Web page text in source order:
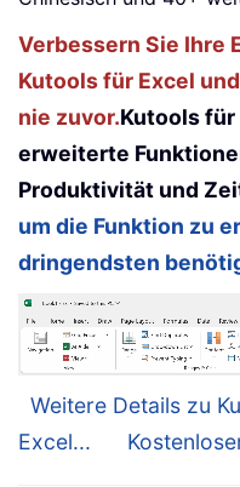
Verbessern Sie Ihre
Kutools für Excel
nie zuvor.Kutools
erweiterte
Produktivität und
um die Funktion zu
dringendsten
Weitere Details zu
Excel...